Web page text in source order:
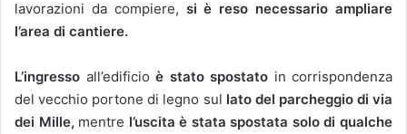
lavorazioni da compiere, si è reso necessario ampliare
l’area di cantiere.
L’ingresso all’edificio è stato spostato in corrispondenza
del vecchio portone di legno sul lato del parcheggio di via
dei Mille, mentre l’uscita è stata spostata solo di qualche